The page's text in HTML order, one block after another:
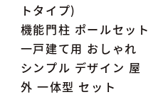
トタイプ)
機能門柱 ポールセット
一戸建て用 おしゃれ
シンプル デザイン 屋
外 一体型 セット